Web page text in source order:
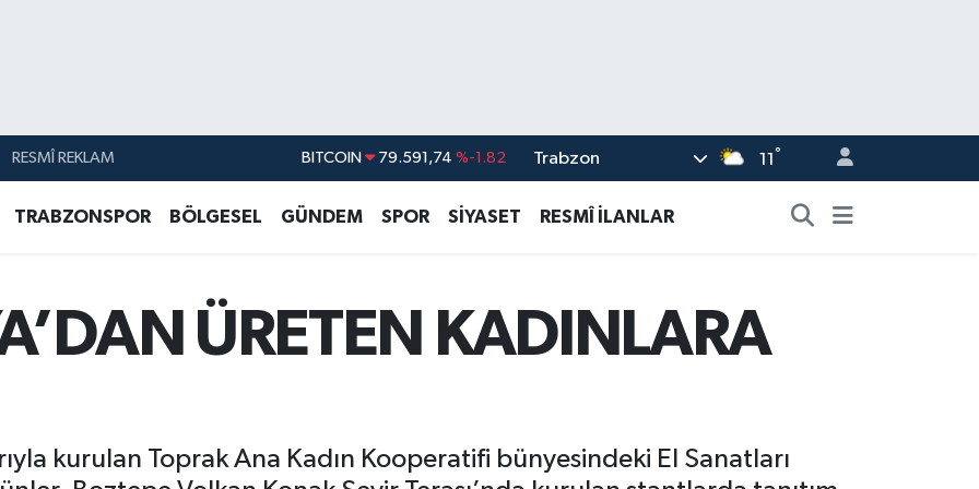
RESMÎ REKLAM DOLAR 45,43620 %0.02
BİST100 14.598,00 %0
BITCOIN 79.591,74 %-1.82
Trabzon 11 °
TRABZONSPOR BÖLGESEL GÜNDEM SPOR SİYASET RESMÎ İLANLAR
ÜRETEN KADINLARA
kurulan Toprak Ana Kadın Kooperatifi bünyesindeki El Sanatları